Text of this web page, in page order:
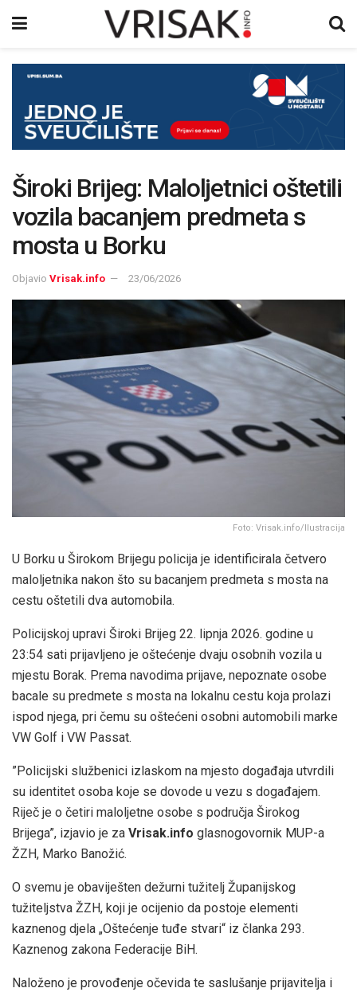
Široki Brijeg: Maloljetnici oštetili
vozila bacanjem predmeta s
mosta u Borku
Objavio Vrisak.info 23/06/2026
Foto: Vrisak.info/Ilustracija
U Borku u Širokom Brijegu policija je identificirala četvero
maloljetnika nakon što su bacanjem predmeta s mosta na
cestu oštetili dva automobila.
Policijskoj upravi Široki Brijeg 22. lipnja 2026. godine u
23:54 sati prijavljeno je oštećenje dvaju osobnih vozila u
mjestu Borak. Prema navodima prijave, nepoznate osobe
bacale su predmete s mosta na lokalnu cestu koja prolazi
ispod njega, pri čemu su oštećeni osobni automobili marke
VW Golf i VW Passat.
”Policijski službenici izlaskom na mjesto događaja utvrdili
su identitet osoba koje se dovode u vezu s događajem.
Riječ je o četiri maloljetne osobe s područja Širokog
Brijega”, izjavio je za Vrisak.info glasnogovornik MUP-a
ŽZH, Marko Banožić.
O svemu je obaviješten dežurni tužitelj Županijskog
tužiteljstva ŽZH, koji je ocijenio da postoje elementi
kaznenog djela „Oštećenje tuđe stvari“ iz članka 293.
Kaznenog zakona Federacije BiH.
Naloženo je provođenje očevida te saslušanje prijavitelja i